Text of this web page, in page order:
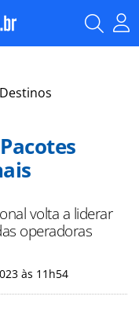
Pacotes
volta a liderar
operadoras
às 11h54